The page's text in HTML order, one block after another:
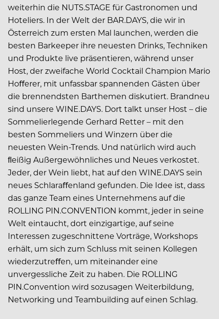
weiterhin die NUTS.STAGE für Gastronomen und
Hoteliers. In der Welt der BAR.DAYS, die wir in
Österreich zum ersten Mal launchen, werden die
besten Barkeeper ihre neuesten Drinks, Techniken
und Produkte live präsentieren, während unser
Host, der zweifache World Cocktail Champion Mario
Hoﬀerer, mit unfassbar spannenden Gästen über
die brennendsten Barthemen diskutiert. Brandneu
sind unsere WINE.DAYS. Dort talkt unser Host – die
Sommelierlegende Gerhard Retter – mit den
besten Sommeliers und Winzern über die
neuesten Wein-Trends. Und natürlich wird auch
ﬂeißig Außergewöhnliches und Neues verkostet.
Jeder, der Wein liebt, hat auf den WINE.DAYS sein
neues Schlaraﬀenland gefunden. Die Idee ist, dass
das ganze Team eines Unternehmens auf die
ROLLING PIN.CONVENTION kommt, jeder in seine
Welt eintaucht, dort einzigartige, auf seine
Interessen zugeschnittene Vorträge, Workshops
erhält, um sich zum Schluss mit seinen Kollegen
wiederzutreﬀen, um miteinander eine
unvergessliche Zeit zu haben. Die ROLLING
PIN.Convention wird sozusagen Weiterbildung,
Networking und Teambuilding auf einen Schlag.